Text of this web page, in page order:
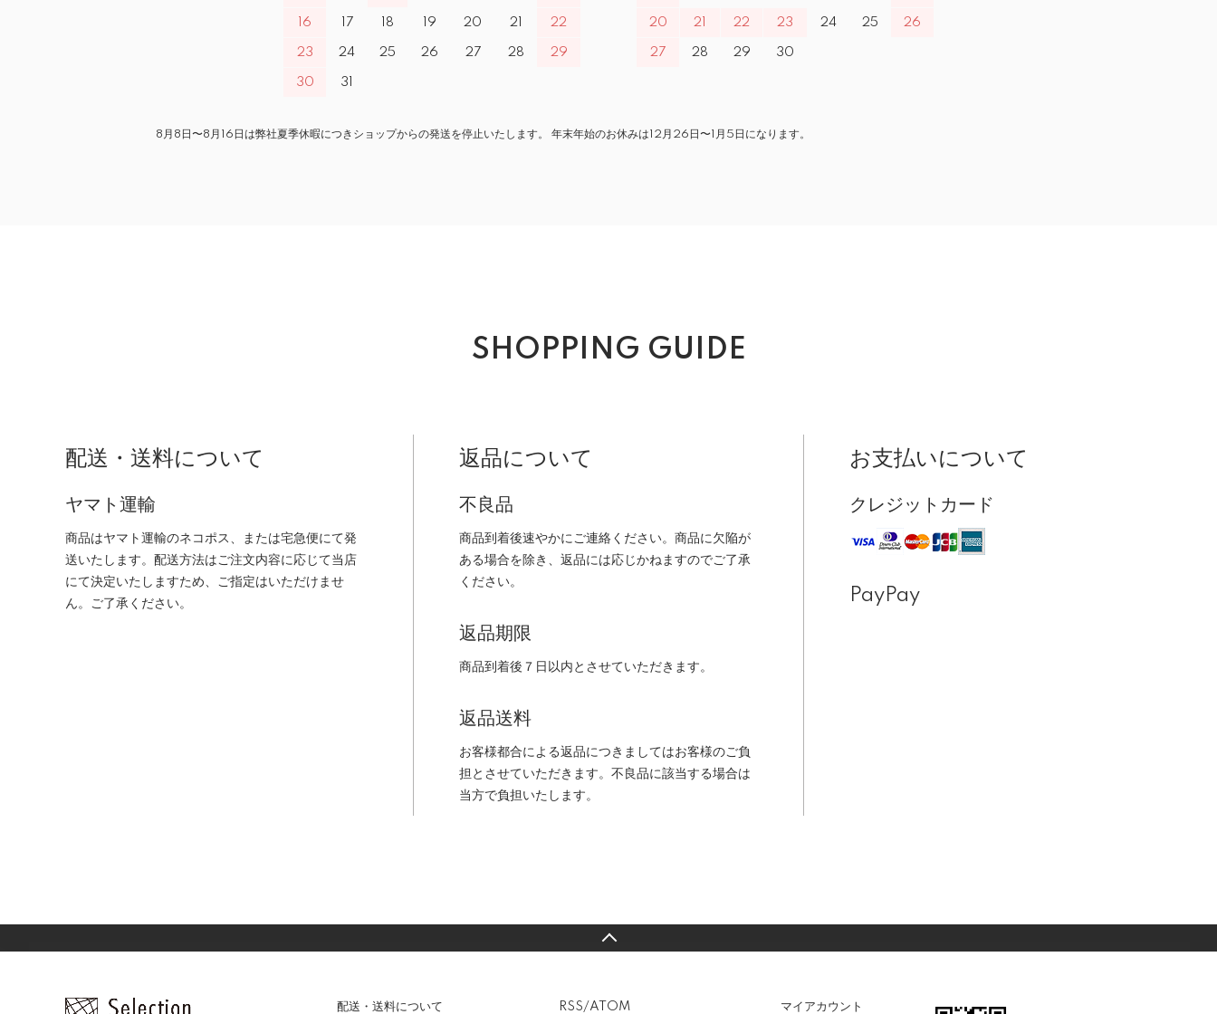
16 17 18 19 20 21 22
23 24 25 26 27 28 29
30 31
20 21 22 23 24 25 26
27 28 29 30
8月8日〜8月16日は弊社夏季休暇につきショップからの発送を停止いたします。 年末年始のお休みは12月26日〜1月5日になります。
SHOPPING GUIDE
配送・送料について
ヤマト運輸
商品はヤマト運輸のネコポス、または宅急便にて発
送いたします。配送方法はご注文内容に応じて当店
にて決定いたしますため、ご指定はいただけませ
ん。ご了承ください。
返品について
不良品
商品到着後速やかにご連絡ください。商品に欠陥が
ある場合を除き、返品には応じかねますのでご了承
ください。
返品期限
商品到着後７日以内とさせていただきます。
返品送料
お客様都合による返品につきましてはお客様のご負
担とさせていただきます。不良品に該当する場合は
当方で負担いたします。
お支払いについて
クレジットカード
PayPay
配送・送料について RSS/ATOM マイアカウント